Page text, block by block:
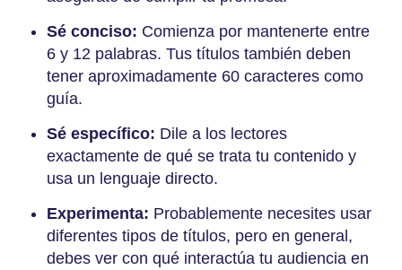
Sé conciso: Comienza por mantenerte entre
6 y 12 palabras. Tus títulos también deben
tener aproximadamente 60 caracteres como
guía.
Sé específico: Dile a los lectores
exactamente de qué se trata tu contenido y
usa un lenguaje directo.
Experimenta: Probablemente necesites usar
diferentes tipos de títulos, pero en general,
debes ver con qué interactúa tu audiencia en